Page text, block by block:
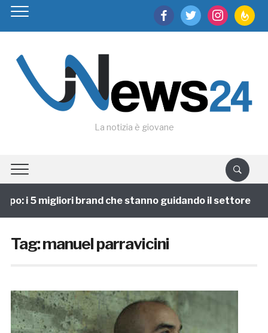
facebooktwitter instagram
La notizia è giovane
i 5 migliori brand che stanno guidando il settore
Tag:manuel parravicini